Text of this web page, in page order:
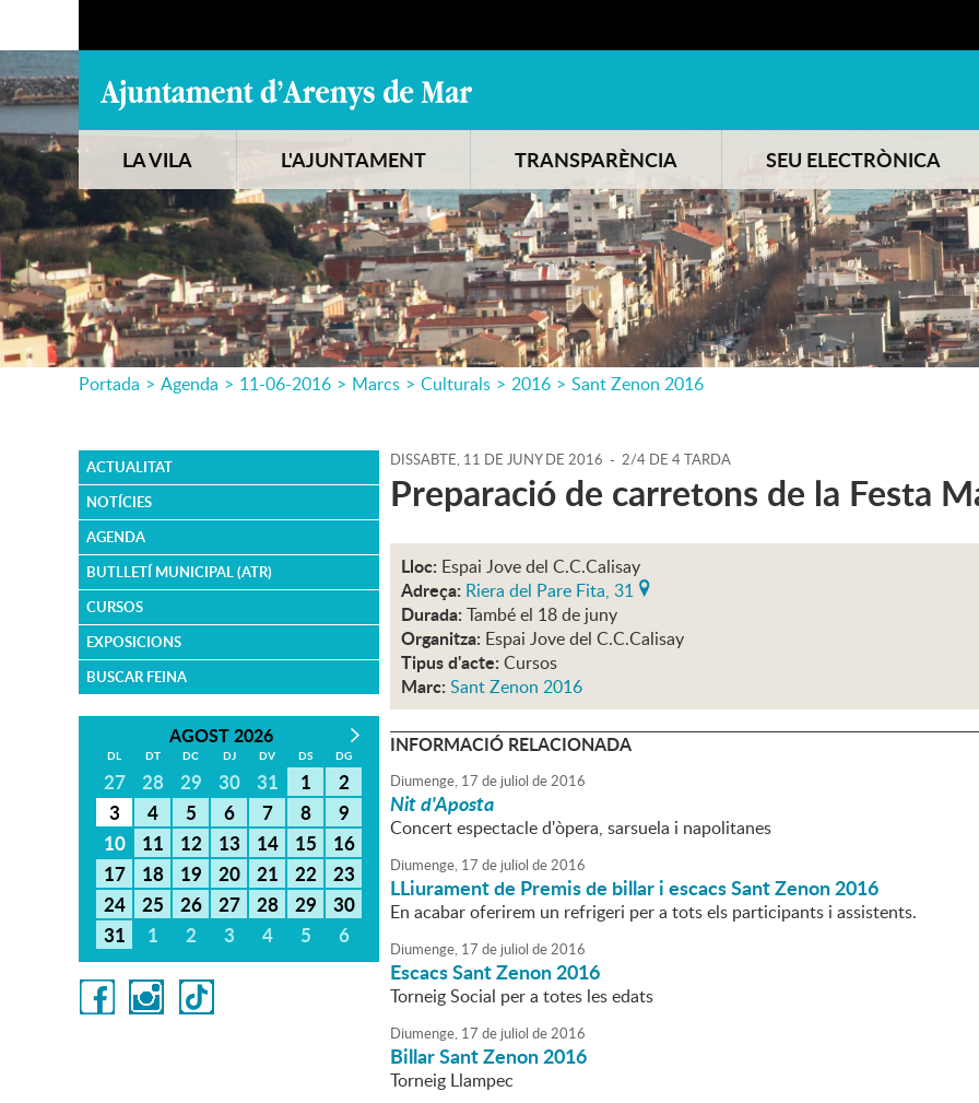
LA VILA L'AJUNTAMENT TRANSPARÈNCIA SEU ELECTRÒNICA
Portada > Agenda > 11-06-2016 > Marcs > Culturals > 2016 > Sant Zenon 2016
ACTUALITAT
NOTÍCIES
AGENDA
BUTLLETÍ MUNICIPAL (ATR)
CURSOS
EXPOSICIONS
BUSCAR FEINA
AGOST 2026
DL DT DC DJ DV DS DG
27 28 29 30 31 1
2
3
4 5 6 7 8
9
10
11 12 13 14 15
16
17
18 19 20 21 22
23
24
25 26 27 28 29
30
31
1 2 3 4 5 6
DISSABTE, 11 DE JUNY DE 2016 - 2/4 DE 4 TARDA
Preparació de carretons de la Festa
Lloc: Espai Jove del C.C.Calisay
Adreça: Riera del Pare Fita, 31
Durada: També el 18 de juny
Organitza: Espai Jove del C.C.Calisay
Tipus d'acte: Cursos
Marc: Sant Zenon 2016
INFORMACIÓ RELACIONADA
Diumenge, 17 de juliol de2016
Nit d'Aposta
Concert espectacle d'òpera, sarsuela i napolitanes
Diumenge, 17 de juliol de2016
LLiurament de Premis de billar i escacs Sant Zenon 2016
En acabar oferirem un refrigeri per a tots els participants i assistents.
Diumenge, 17 de juliol de2016
Escacs Sant Zenon 2016
Torneig Social per a totes les edats
Diumenge, 17 de juliol de2016
Billar Sant Zenon 2016
Torneig Llampec